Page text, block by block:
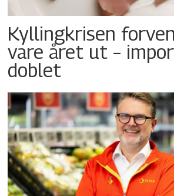
Kyllingkrisen
vare året ut –
doblet